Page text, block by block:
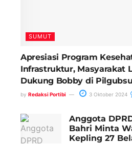
SUMUT
Apresiasi Program
Infrastruktur, Masyarakat
Dukung Bobby di
by Redaksi Portibi 3 Oktober 2024
Anggota
Bahri Minta
Kepling 27